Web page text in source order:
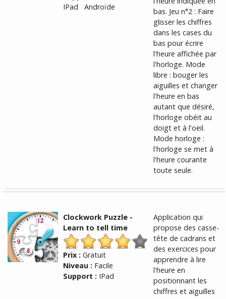
IPad Androïde
bas. Jeu n°2 : Faire
glisser les chiffres
dans les cases du
bas pour écrire
l'heure affichée par
l'horloge. Mode
libre : bouger les
aiguilles et changer
l'heure en bas
autant que désiré,
l'horloge obéit au
doigt et à l'oeil.
Mode horloge :
l'horloge se met à
l'heure courante
toute seule.
Clockwork Puzzle -
Learn to tell time
Prix : Gratuit
Niveau : Facile
Support : IPad
Application qui
propose des casse-
tête de cadrans et
des exercices pour
apprendre à lire
l'heure en
positionnant les
chiffres et aiguilles